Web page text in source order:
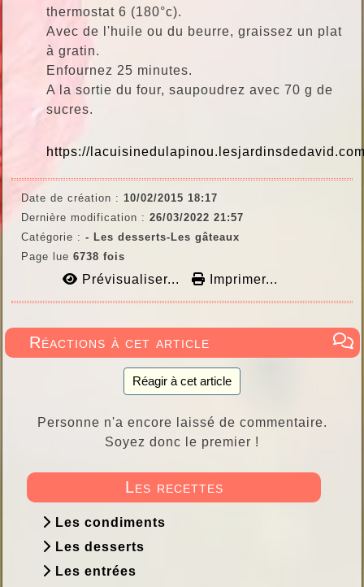
Les recettes
Les condiments
Les desserts
Les entrées
thermostat 6 (180°c).
Avec de l'huile ou du beurre, graissez un plat
à gratin.
Enfournez 25 minutes.
A la sortie du four, saupoudrez avec 70 g de
sucres.
https://
Date de création : 10/02/2015 18:17
Dernière modification : 26/03/2022 21:57
Catégorie : - Les desserts-Les gâteaux
Page lue 6738 fois
Prévisualiser... Imprimer...
Réactions à cet article
Réagir à cet article
Personne n'a encore laissé de commentaire.
Soyez donc le premier !